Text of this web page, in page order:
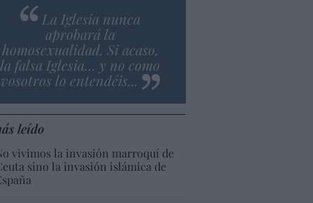
La Iglesia nunca
aprobará la
homosexualidad. Si acaso,
la falsa Iglesia… y no como
vosotros lo entendéis...
leído
vivimos la invasión marroquí de
sino la invasión islámica de